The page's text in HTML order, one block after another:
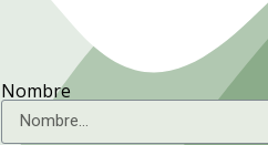
Nombre